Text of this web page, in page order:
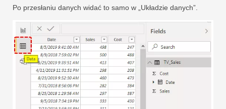
Po przesłaniu danych widać to samo w „Układzie danych”.